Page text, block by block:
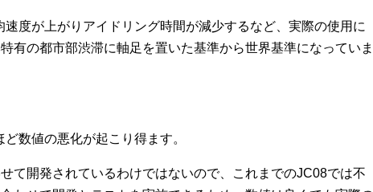
度が上がりアイドリング時間が減少するなど、実際の使用に
有の都市部渋滞に軸足を置いた基準から世界基準になっていま
数値の悪化が起こり得ます。
て開発されているわけではないので、これまでのJC08では不